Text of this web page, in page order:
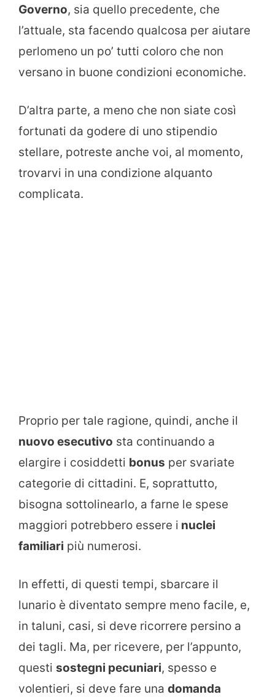
Governo, sia quello precedente, che
l’attuale, sta facendo qualcosa per aiutare
perlomeno un po’ tutti coloro che non
versano in buone condizioni economiche.
D’altra parte, a meno che non siate così
fortunati da godere di uno stipendio
stellare, potreste anche voi, al momento,
trovarvi in una condizione alquanto
complicata.
Proprio per tale ragione, quindi, anche il
nuovo esecutivo sta continuando a
elargire i cosiddetti bonus per svariate
categorie di cittadini. E, soprattutto,
bisogna sottolinearlo, a farne le spese
maggiori potrebbero essere i nuclei
familiari più numerosi.
In effetti, di questi tempi, sbarcare il
lunario è diventato sempre meno facile, e,
in taluni, casi, si deve ricorrere persino a
dei tagli. Ma, per ricevere, per l’appunto,
questi sostegni pecuniari, spesso e
volentieri, si deve fare una domanda